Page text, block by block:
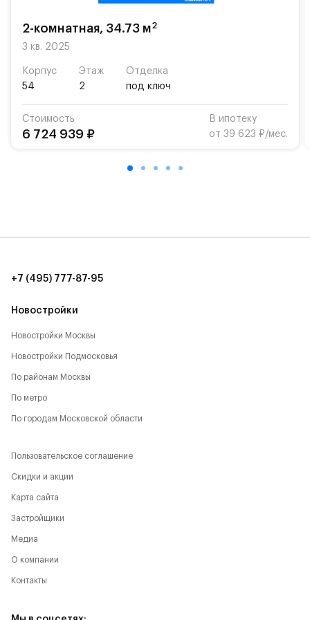
возможность посещения частной гимназии
Для автомобилистов — закрытые озеленённые
Территория квартала приватная, въезд
осуществляется по пропускам.#yan19-2r1521097#
2-комнатная, 34.73 м2
3 кв. 2025
Корпус
54
Этаж
2
Отделка
под ключ
Стоимость
6 724 939 ₽
В ипотеку
от 39 623 ₽/мес.
Новостройки
Новостройки Москвы
Новостройки Подмосковья
По районам Москвы
По метро
По городам Московской области
+7 (495) 777-87-95
Пользовательское соглашение
Скидки и акции
Карта сайта
Застройщики
Медиа
О компании
Контакты